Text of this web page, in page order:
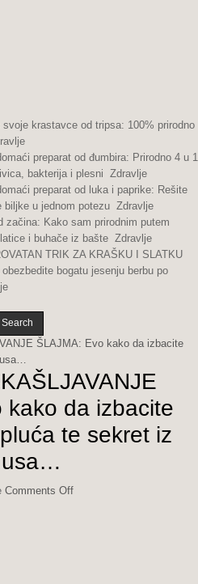
svoje krastavce od tripsa: 100% prirodno
preparat od đumbira: Prirodno 4 u 1
bakterija i plesni Zdravlje
preparat od luka i paprike: Rešite
biljke u jednom potezu Zdravlje
začina: Kako sam prirodnim putem
i buhače iz bašte Zdravlje
TRIK ZA KRAŠKU I SLATKU
bogatu jesenju berbu po
ŠLAJMA: Evo kako da izbacite
kako da izbacite
te sekret iz
Comments Offon